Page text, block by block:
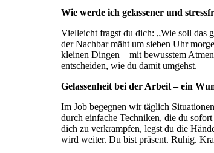
Wie werde ich gelassener und
Vielleicht fragst du dich: „Wie soll das
der Nachbar mäht um sieben Uhr
kleinen Dingen – mit bewusstem
entscheiden, wie du damit umgehst.
Gelassenheit bei der Arbeit – ein
Im Job begegnen wir täglich
durch einfache Techniken, die du
dich zu verkrampfen, legst du die
wird weiter. Du bist präsent. Ruhig.